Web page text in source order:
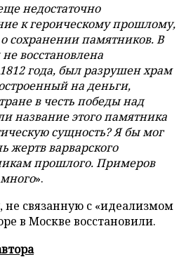
недостаточно
к героическому прошлому,
сохранении памятников. В
восстановлена
года, был разрушен храм
на деньги,
в честь победы над
название этого памятника
сущность? Я бы мог
жертв варварского
прошлого. Примеров
».
связанную с «идеализмом
в Москве восстановили.